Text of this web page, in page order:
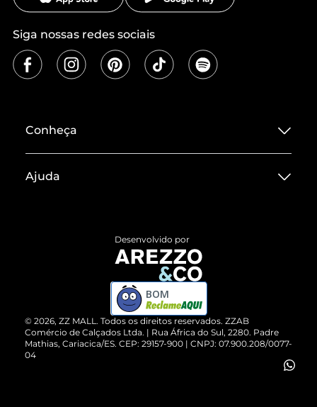
Siga nossas redes sociais
Conheça
Termos de Uso
ZZ MALL é confiável
Cartão Presente
Vendas Corporativas
Ajuda
Devolução do Produto
Compre pelo WhatsApp
© 2026, ZZ MALL. Todos os direitos reservados. ZZAB
Comércio de Calçados Ltda. | Rua África do Sul, 2280. Padre
Mathias, Cariacica/ES. CEP: 29157-900 | CNPJ: 07.900.208/0077-
04
Desenvolvido por
BOM